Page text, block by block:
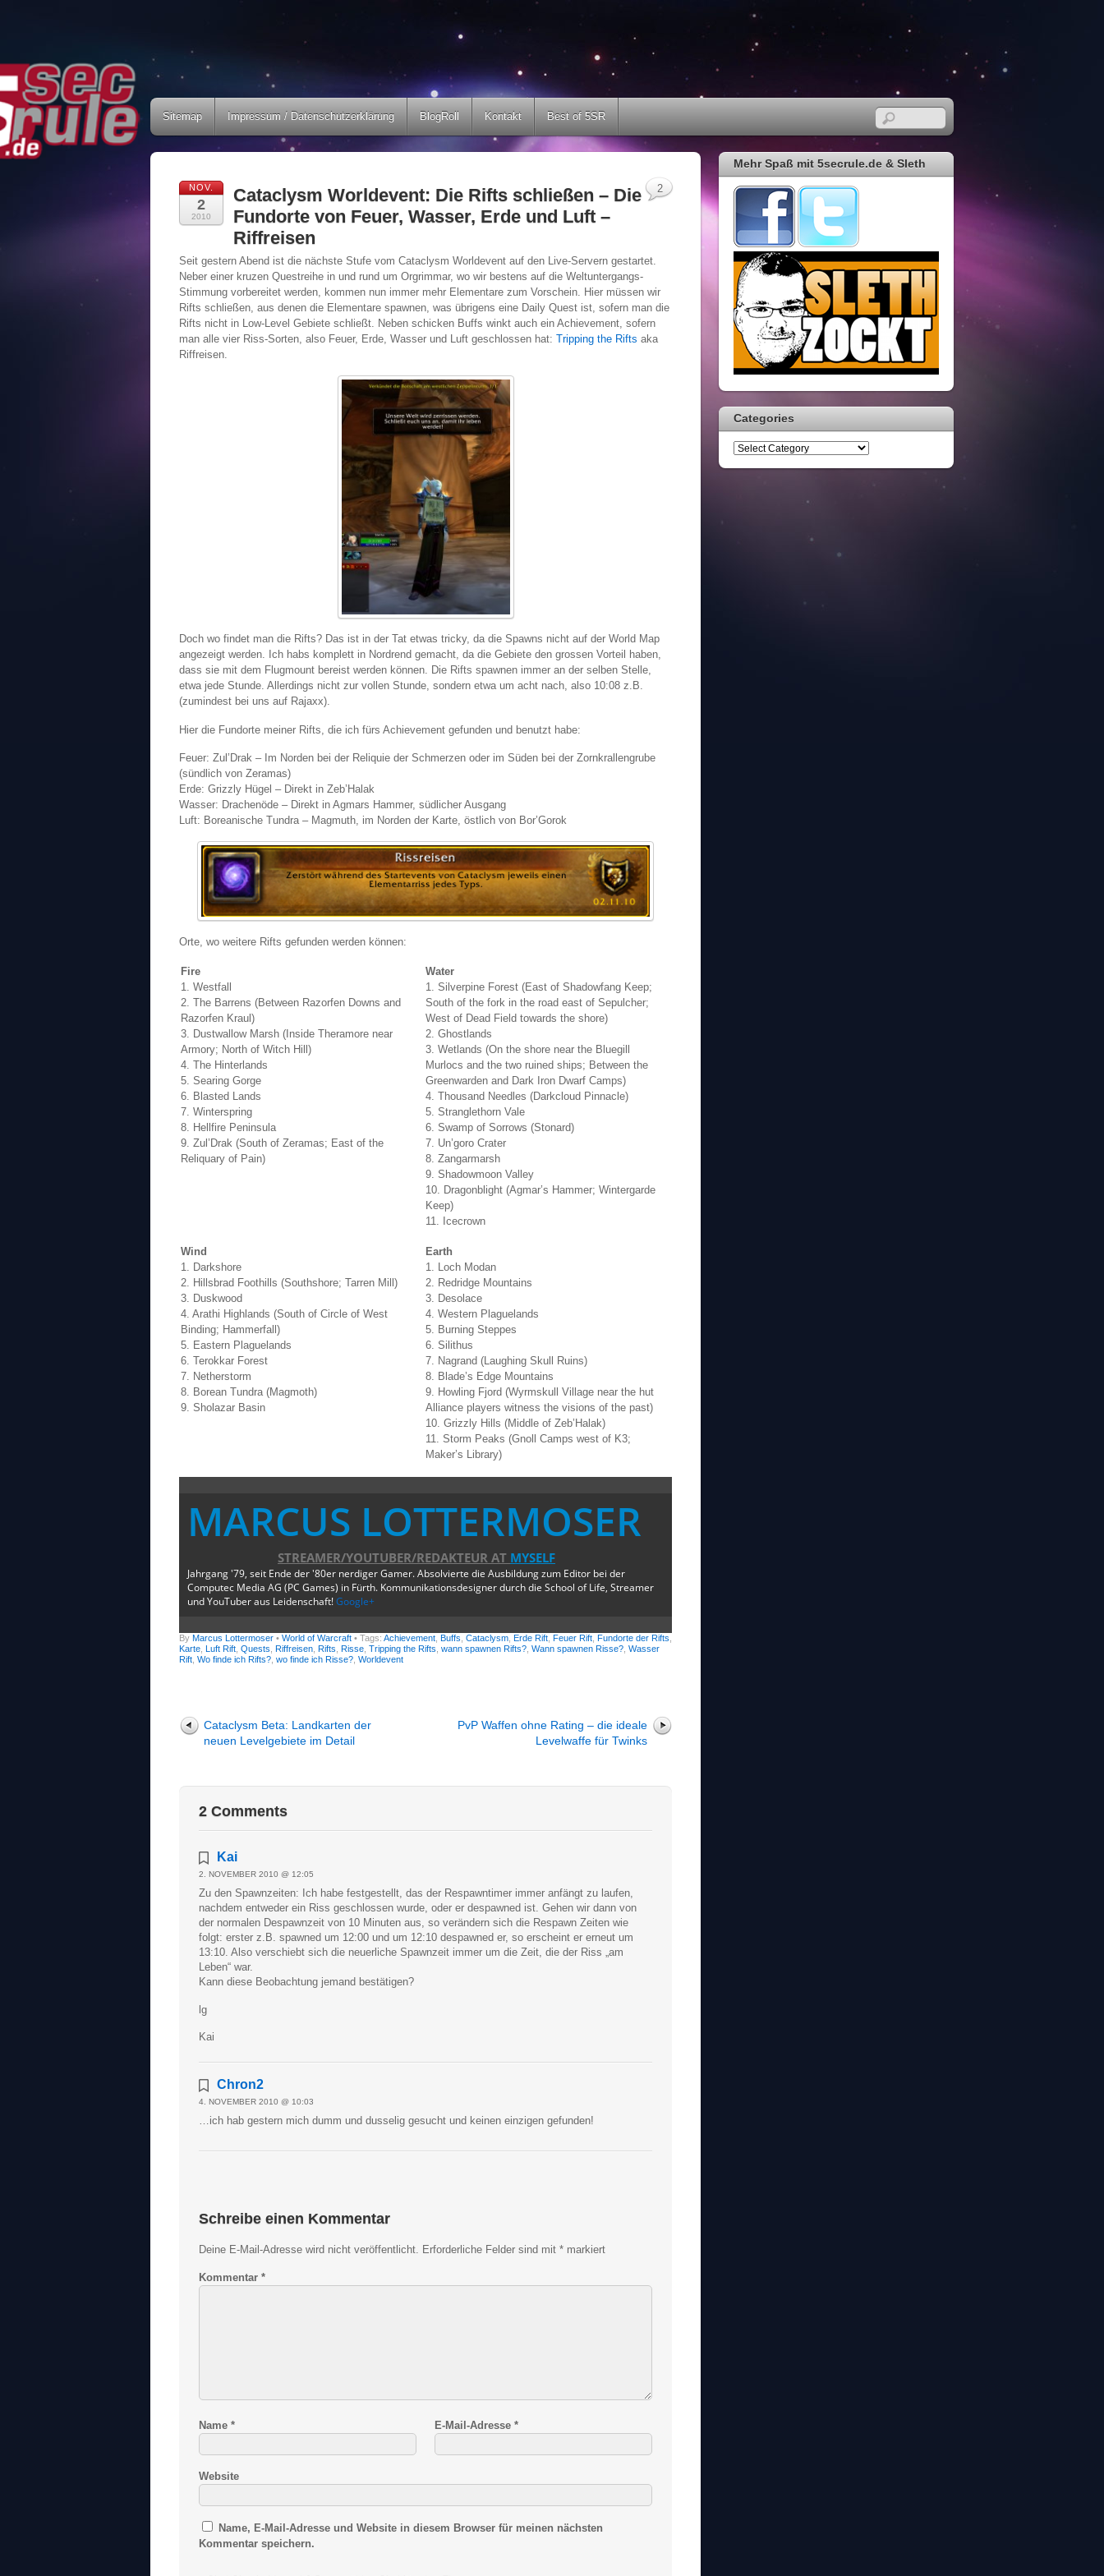
Sitemap Impressum / Datenschutzerklärung BlogRoll Kontakt Best of 5SR
NOV.
2
2010
Cataclysm Worldevent: Die Rifts schließen – Die
Fundorte von Feuer, Wasser, Erde und Luft –
Riffreisen
Seit gestern Abend ist die nächste Stufe vom Cataclysm Worldevent auf den Live-Servern gestartet.
Neber einer kruzen Questreihe in und rund um Orgrimmar, wo wir bestens auf die Weltuntergangs-
Stimmung vorbereitet werden, kommen nun immer mehr Elementare zum Vorschein. Hier müssen wir
Rifts schließen, aus denen die Elementare spawnen, was übrigens eine Daily Quest ist, sofern man die
Rifts nicht in Low-Level Gebiete schließt. Neben schicken Buffs winkt auch ein Achievement, sofern
man alle vier Riss-Sorten, also Feuer, Erde, Wasser und Luft geschlossen hat: Tripping the Rifts aka
Riffreisen.
Doch wo findet man die Rifts? Das ist in der Tat etwas tricky, da die Spawns nicht auf der World Map
angezeigt werden. Ich habs komplett in Nordrend gemacht, da die Gebiete den grossen Vorteil haben,
dass sie mit dem Flugmount bereist werden können. Die Rifts spawnen immer an der selben Stelle,
etwa jede Stunde. Allerdings nicht zur vollen Stunde, sondern etwa um acht nach, also 10:08 z.B.
(zumindest bei uns auf Rajaxx).
Hier die Fundorte meiner Rifts, die ich fürs Achievement gefunden und benutzt habe:
Feuer: Zul’Drak – Im Norden bei der Reliquie der Schmerzen oder im Süden bei der Zornkrallengrube
(sündlich von Zeramas)
Erde: Grizzly Hügel – Direkt in Zeb’Halak
Wasser: Drachenöde – Direkt in Agmars Hammer, südlicher Ausgang
Luft: Boreanische Tundra – Magmuth, im Norden der Karte, östlich von Bor’Gorok
Orte, wo weitere Rifts gefunden werden können:
Fire
1. Westfall
2. The Barrens (Between Razorfen Downs and
Razorfen Kraul)
3. Dustwallow Marsh (Inside Theramore near
Armory; North of Witch Hill)
4. The Hinterlands
5. Searing Gorge
6. Blasted Lands
7. Winterspring
8. Hellfire Peninsula
9. Zul’Drak (South of Zeramas; East of the
Reliquary of Pain)
Water
1. Silverpine Forest (East of Shadowfang Keep;
South of the fork in the road east of Sepulcher;
West of Dead Field towards the shore)
2. Ghostlands
3. Wetlands (On the shore near the Bluegill
Murlocs and the two ruined ships; Between the
Greenwarden and Dark Iron Dwarf Camps)
4. Thousand Needles (Darkcloud Pinnacle)
5. Stranglethorn Vale
6. Swamp of Sorrows (Stonard)
7. Un’goro Crater
8. Zangarmarsh
9. Shadowmoon Valley
10. Dragonblight (Agmar’s Hammer; Wintergarde
Keep)
11. Icecrown
Wind
1. Darkshore
2. Hillsbrad Foothills (Southshore; Tarren Mill)
3. Duskwood
4. Arathi Highlands (South of Circle of West
Binding; Hammerfall)
5. Eastern Plaguelands
6. Terokkar Forest
7. Netherstorm
8. Borean Tundra (Magmoth)
9. Sholazar Basin
Earth
1. Loch Modan
2. Redridge Mountains
3. Desolace
4. Western Plaguelands
5. Burning Steppes
6. Silithus
7. Nagrand (Laughing Skull Ruins)
8. Blade’s Edge Mountains
9. Howling Fjord (Wyrmskull Village near the hut
Alliance players witness the visions of the past)
10. Grizzly Hills (Middle of Zeb’Halak)
11. Storm Peaks (Gnoll Camps west of K3;
Maker’s Library)
MARCUS LOTTERMOSER
STREAMER/YOUTUBER/REDAKTEUR AT MYSELF
Jahrgang '79, seit Ende der '80er nerdiger Gamer. Absolvierte die Ausbildung zum Editor bei der
Computec Media AG (PC Games) in Fürth. Kommunikationsdesigner durch die School of Life, Streamer
und YouTuber aus Leidenschaft!Google+
By Marcus Lottermoser • World of Warcraft
2
• Tags: Achievement Buffs Cataclysm Erde Rift Feuer Rift Fundorte der Rifts
Karte
Luft Rift Quests Riffreisen Rifts Risse Tripping the Rifts wann spawnen Rifts? Wann spawnen Risse? Wasser
Rift Wo finde ich Rifts? wo finde ich Risse? Worldevent
Cataclysm Beta: Landkarten der
neuen Levelgebiete im Detail
PvP Waffen ohne Rating – die ideale
Levelwaffe für Twinks
2 Comments
Kai
2. NOVEMBER 2010 @ 12:05
Zu den Spawnzeiten: Ich habe festgestellt, das der Respawntimer immer anfängt zu laufen,
nachdem entweder ein Riss geschlossen wurde, oder er despawned ist. Gehen wir dann von
der normalen Despawnzeit von 10 Minuten aus, so verändern sich die Respawn Zeiten wie
folgt: erster z.B. spawned um 12:00 und um 12:10 despawned er, so erscheint er erneut um
13:10. Also verschiebt sich die neuerliche Spawnzeit immer um die Zeit, die der Riss „am
Leben“ war.
Kann diese Beobachtung jemand bestätigen?
lg
Kai
Chron2
4. NOVEMBER 2010 @ 10:03
…ich hab gestern mich dumm und dusselig gesucht und keinen einzigen gefunden!
Schreibe einen Kommentar
Deine E-Mail-Adresse wird nicht veröffentlicht. Erforderliche Felder sind mit * markiert
Kommentar *
Name * E-Mail-Adresse*
Website
Name, E-Mail-Adresse und Website in diesem Browser für meinen nächsten
Kommentar speichern.
Mehr Spaß mit 5secrule.de & Sleth
Categories